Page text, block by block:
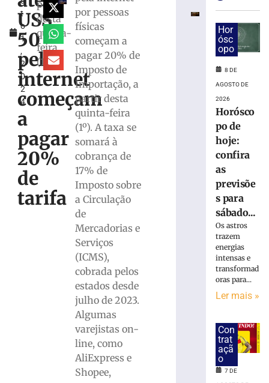
t
o
1
,
2
0
2
4
US$
50
pela
internet
começam
a
pagar
20%
de
tarifa
partir
desta
quinta-
feira
(1/8)
por pessoas
físicas
começam a
pagar 20% de
Imposto de
Importação, a
partir desta
quinta-feira
(1º). A taxa se
somará à
cobrança de
17% de
Imposto sobre
a Circulação
de
Mercadorias e
Serviços
(ICMS),
cobrada pelos
estados desde
julho de 2023.
Algumas
varejistas on-
line, como
AliExpress e
Shopee,
megaloja
Tijucas
protocolado
aprovado
prefeitura
nova
redução,
Copom
baixa
Hor
ósc
opo
8 DE
AGOSTO DE
2026
Horósco
po de
hoje:
confira
as
previsõe
s para
sábado...
Os astros
trazem
energias
intensas e
transformad
oras para...
Ler mais »
Con
trat
açã
o
7 DE